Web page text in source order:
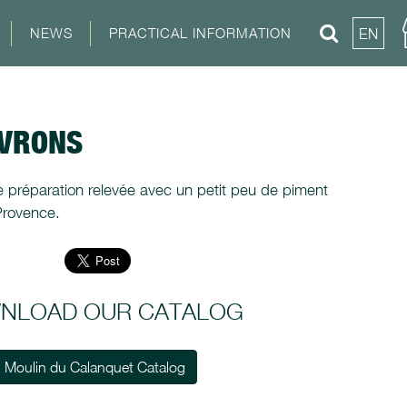
NEWS PRACTICAL INFORMATION EN
préparation relevée avec un petit peu de piment
OUR CATALOG
Moulin du Calanquet Catalog